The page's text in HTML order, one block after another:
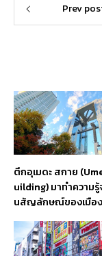
Prev
ตึกอุเมดะ สกาย
uilding) มาทำความ
นสัญลักษณ์ของเมือง